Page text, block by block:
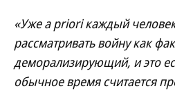
«Уже а priori каждый
рассматривать войну как
деморализирующий, и это
обычное время считается